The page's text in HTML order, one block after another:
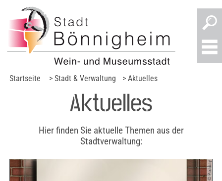
Startseite > Stadt & Verwaltung > Aktuelles
Aktuelles
Hier finden Sie aktuelle Themen aus der
Stadtverwaltung:
© Pixabay